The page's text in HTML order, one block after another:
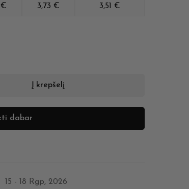
€ 3,73 € 3,51 €
Į krepšelį
dabar
15 - 18 Rgp, 2026